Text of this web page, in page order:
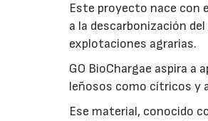
Este proyecto nace con
a la descarbonización
explotaciones agrarias.
GO BioChargae aspira
leñosos como cítricos y
Ese material, conocido